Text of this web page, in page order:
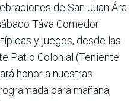
de San Juan Ára
Táva Comedor
y jue­gos, desde las
Patio Colo­nial (Teniente
honor a nues­tras
para mañana,